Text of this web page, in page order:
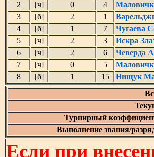
2
[ч] 0 4
3
[б] 2 1
4
[б] 1 7
Чугаева
5
[ч] 2 3
Искра
6
[ч] 2 6
Чеверда
7
[ч] 0 5
8
[б] 1 15
Нищук
Турнирный
Выполнение звания/
Если при